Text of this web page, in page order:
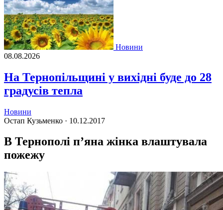
Новини
08.08.2026
На Тернопільщині у вихідні буде до 28
градусів тепла
Новини
Остап Кузьменко · 10.12.2017
В Тернополі п’яна жінка влаштувала
пожежу